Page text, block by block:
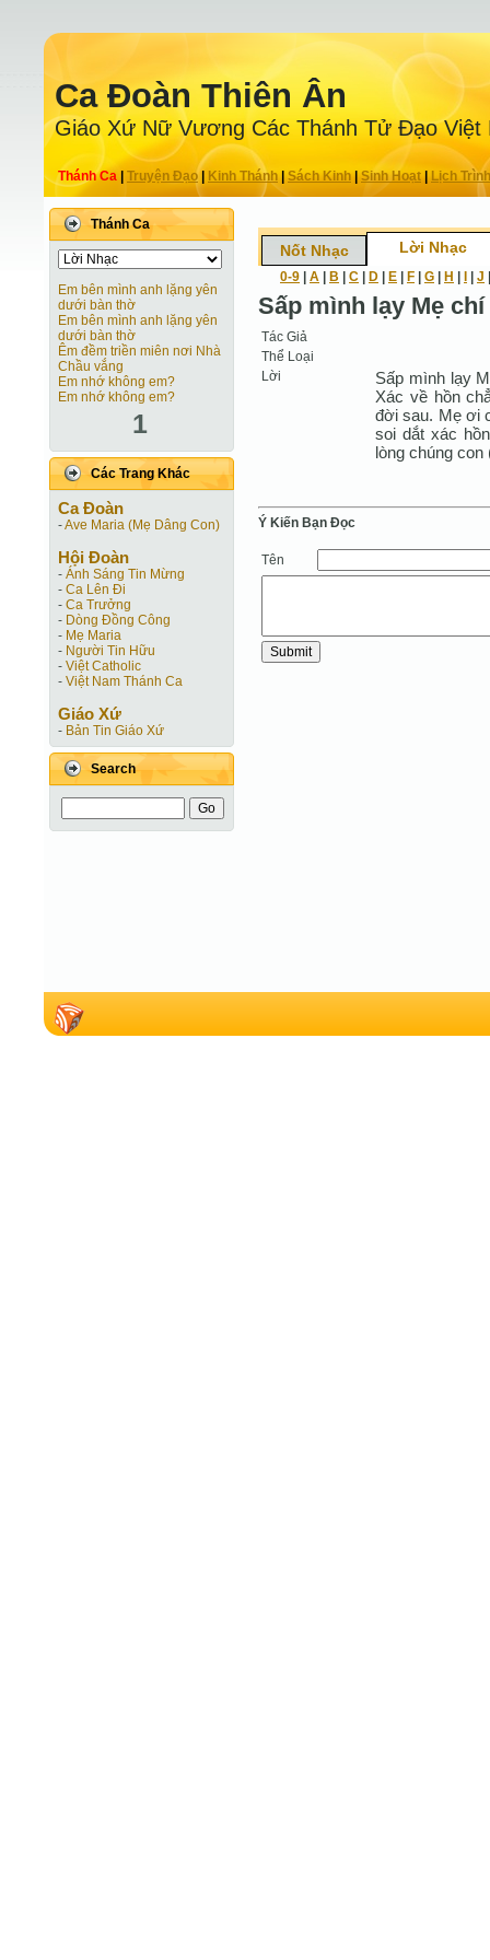
Ca Ðoàn Thiên Ân
Giáo Xứ Nữ Vương Các Thánh Tử Ðạo Việt
Thánh Ca Truyện Ðạo| Kinh Thánh Sách Kinh|Sinh Hoạt| Lịch Trình
Thánh Ca
Em bên mình anh lặng yên
dưới bàn thờ
Em bên mình anh lặng yên
dưới bàn thờ
Êm đềm triền miên nơi Nhà
Chầu vắng
Em nhớ không em?
Em nhớ không em?
1
Các Trang Khác
Ca Ðoàn
-Ave Maria (Mẹ Dâng Con)
Hội Ðoàn
- Ánh Sáng Tin Mừng
- Ca Lên Đi
- Ca Trưởng
- Dòng Đồng Công
- Mẹ Maria
- Người Tin Hữu
- Việt Catholic
- Việt Nam Thánh Ca
Giáo Xứ
- Bản Tin Giáo Xứ
Search
Nốt Nhạc Lời Nhạc
0-9 A B C D E F G H J
Sấp mình lạy Mẹ
Tác Giả
Thể Loại
Lời
Sấp mình lạy
Xác về hồn
đời sau. Mẹ ơi
soi dắt xác
lòng chúng con
Ý Kiến Bạn Ðọc
Tên